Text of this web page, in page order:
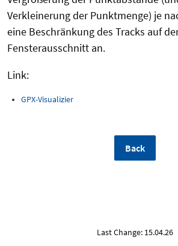
Verkleinerung der Punktmenge) je
eine Beschränkung des Tracks auf
Fensterausschnitt an.
Link:
GPX-Visualizier
Back
Last Change: 15.04.26